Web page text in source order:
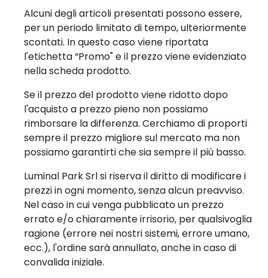
Alcuni degli articoli presentati possono essere,
per un periodo limitato di tempo, ulteriormente
scontati. In questo caso viene riportata
l'etichetta “Promo" e il prezzo viene evidenziato
nella scheda prodotto.
Se il prezzo del prodotto viene ridotto dopo
l'acquisto a prezzo pieno non possiamo
rimborsare la differenza. Cerchiamo di proporti
sempre il prezzo migliore sul mercato ma non
possiamo garantirti che sia sempre il più basso.
Luminal Park Srl si riserva il diritto di modificare i
prezzi in ogni momento, senza alcun preavviso.
Nel caso in cui venga pubblicato un prezzo
errato e/o chiaramente irrisorio, per qualsivoglia
ragione (errore nei nostri sistemi, errore umano,
ecc.), l'ordine sarà annullato, anche in caso di
convalida iniziale.